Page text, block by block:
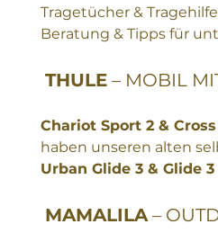
Tragetücher &
Beratung & Tipps für
THULE – MOBIL
Chariot Sport 2 & Cross
haben unseren alten
Urban Glide 3 & Glide 3
MAMALILA –